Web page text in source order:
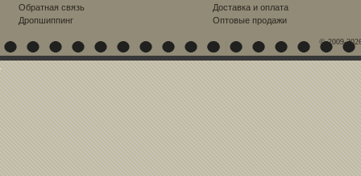
Обратная связь
Дропшиппинг
Доставка и оплата
Оптовые продажи
© 2009-